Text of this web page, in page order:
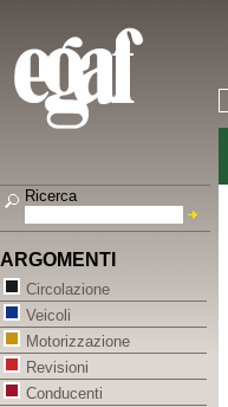
Ricerca
ARGOMENTI
Circolazione
Veicoli
Motorizzazione
Revisioni
Conducenti